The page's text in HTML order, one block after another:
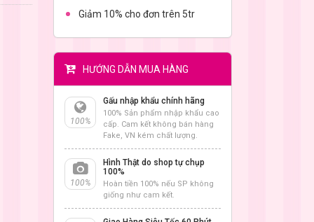
Giảm 10% cho đơn trên 5tr
HƯỚNG DẪN MUA HÀNG
100%
Gấu nhập khẩu chính hãng
100% Sản phẩm nhập khẩu cao
cấp. Cam kết không bán hàng
Fake, VN kém chất lượng.
100%
Hình Thật do shop tự chụp
100%
Hoàn tiền 100% nếu SP không
giống như cam kết.